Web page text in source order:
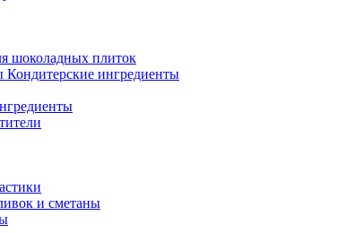
шоколадных плиток
Кондитерские ингредиенты
и сметаны